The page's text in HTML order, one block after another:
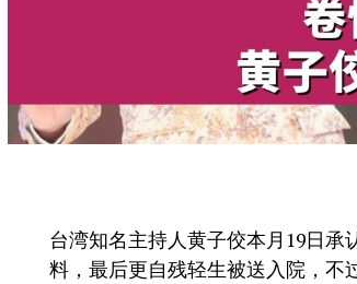
台湾知名主持人黄子佼本月19日
料，最后更自残轻生被送入院，不